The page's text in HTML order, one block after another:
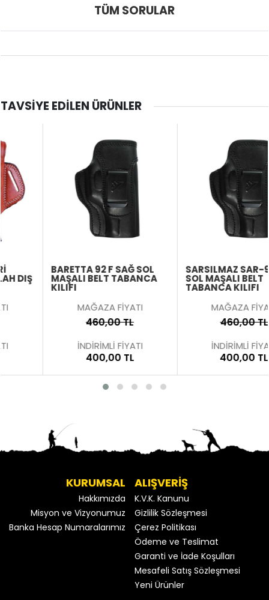
TÜM SORULAR
TAVSIYE EDILEN ÜRÜNLER
BARETTA 92 F SAĞ SOL
MAŞALI BELT TABANCA
KILIFI
MAĞAZA FİYATI
460,00 TL
İNDİRİMLİ FİYATI
400,00 TL
SARSILMAZ SAR-9 SAĞ
SOL MAŞALI BELT
TABANCA KILIFI
MAĞAZA FİYATI
460,00 TL
İNDİRİMLİ FİYATI
400,00 TL
KURUMSAL
Hakkımızda
Misyon ve Vizyonumuz
Banka Hesap Numaralarımız
ALIŞVERİŞ
K.V.K. Kanunu
Gizlilik Sözleşmesi
Çerez Politikası
Ödeme ve Teslimat
Garanti ve İade Koşulları
Mesafeli Satış Sözleşmesi
Yeni Ürünler